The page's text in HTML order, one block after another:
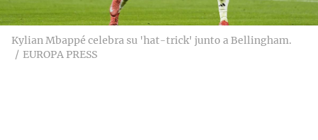
Kylian Mbappé celebra su 'hat-trick' junto a Bellingham.
EUROPA PRESS